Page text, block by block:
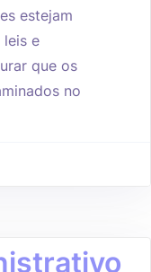
estejam
leis e
que os
no